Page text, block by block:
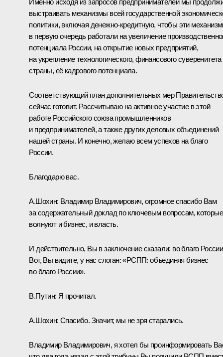
выстраивать механизмы всей государственной
политики, включая денежно-кредитную, чтобы эти
в первую очередь работали на увеличение
потенциала России, на открытие новых предприятий,
на укрепление технологического, финансового суверенитета
страны, её кадрового потенциала.
Соответствующий план дополнительных мер
сейчас готовит. Рассчитываю на активное участие в этой
работе Российского союза промышленников
и предпринимателей, а также других деловых объединений
нашей страны. И конечно, желаю всем успехов на благо
России.
Благодарю вас.
А.Шохин: Владимир Владимирович, огромное спасибо Вам
за содержательный доклад по ключевым вопросам, которые
волнуют и бизнес, и власть.
И действительно, Вы в заключение сказали: во благо
Вот, Вы видите, у нас слоган: «РСПП: объединяя бизнес
во благо России».
В.Путин: Я прочитал.
А.Шохин: Спасибо. Значит, мы не зря старались.
Владимир Владимирович, я хотел бы проинформировать